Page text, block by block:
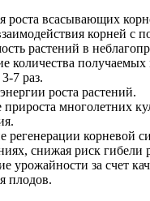
роста всасывающих
корней с
растений в
количества
7 раз.
роста растений.
прироста многолетних
регенерации корневой
снижая риск гибели
урожайности за счет
плодов.